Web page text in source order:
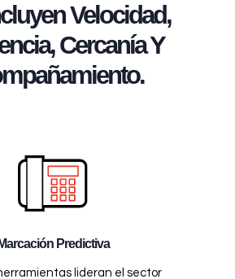
Velocidad,
Cercanía Y
Marcación Predictiva
lideran el sector